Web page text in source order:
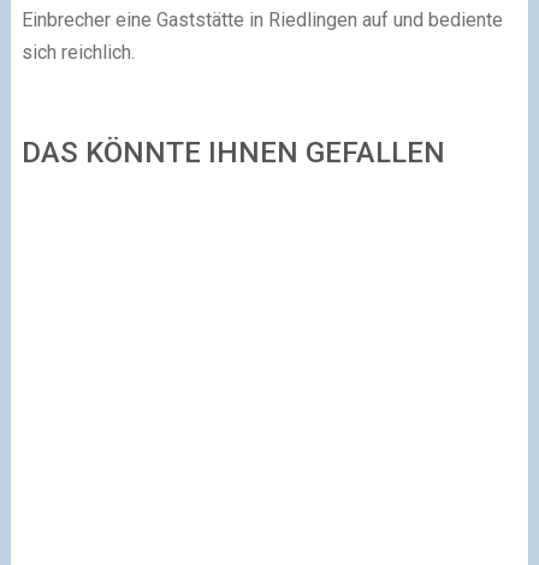
Einbrecher eine Gaststätte in Riedlingen auf und bediente
sich reichlich.
DAS KÖNNTE IHNEN GEFALLEN